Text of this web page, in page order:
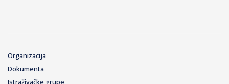
Organizacija
Dokumenta
Istraživačke grupe